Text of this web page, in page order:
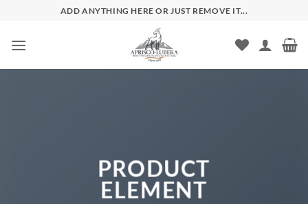
springen
ADD ANYTHING HERE OR JUST REMOVE IT...
PRODUCT
ELEMENT